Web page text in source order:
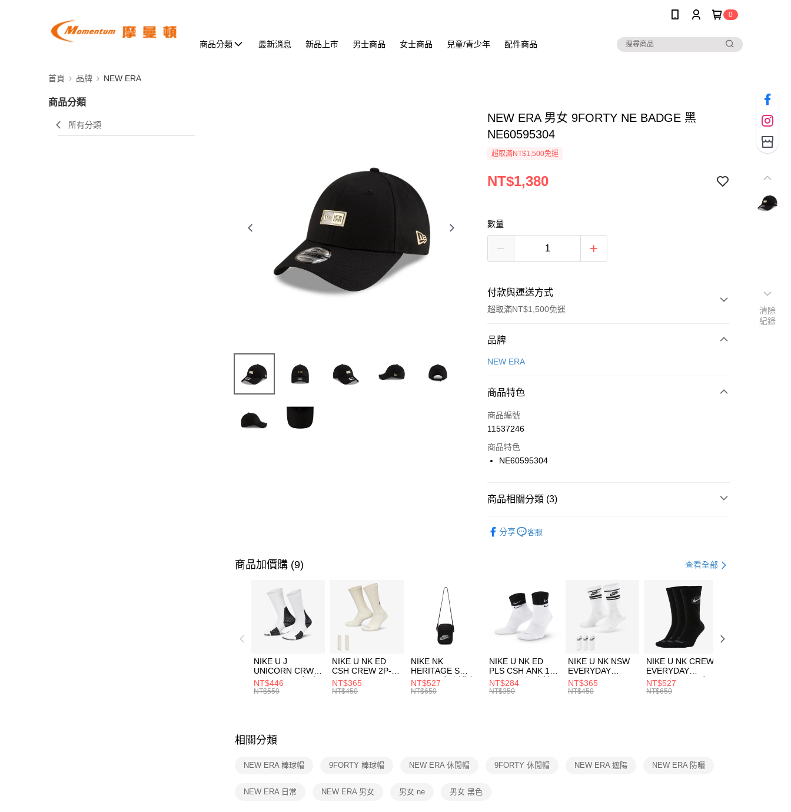
0
商品分類 最新消息 新品上市 男士商品 女士商品 兒童/青少年 配件商品
首頁 品牌 NEW ERA
商品分類
所有分類
NEW ERA 男女 9FORTY NE BADGE 黑
NE60595304
超取滿NT$1,500免運
NT$1,380
數量
付款與運送方式
超取滿NT$1,500免運
付款方式
信用卡一次付款
合作金庫商業銀行
華南商業銀行
上海商業儲蓄銀行
國泰世華商業銀行
聯邦商業銀行
台新國際商業銀行
LINE Pay
Apple Pay
【關於「AFTEE先享後付」】
３．安心：先確認商品／服務後，再付款。
【「AFTEE先享後付」結帳流程】
１．於結帳方式選擇「AFTEE先享後付」後，將跳轉至「AFTEE先享後
付」結帳頁面，進行簡訊認證並確認金額後，即可完成結帳。
２．訂單成立數日內，您將收到繳費通知簡訊。
３．收到繳費通知簡訊後14天內，點擊此簡訊中的連結，可透過四大超商
／ATM／網路銀行／等多元方式進行付款，方視為交易完成。
※ 請注意：結帳手續完成當下不需立刻繳費，但若您需要取消訂單，請聯
絡購買商品的店家。未經商家同意取消之訂單仍視為有效，需透過AFTEE
先享後付繳納相關費用。
１．透過由恩沛科技股份有限公司提供之「AFTEE先享後付」服務完成之
交易，需依本服務之必要範圍內提供個人資料，並將交易相關給付款項請
每筆NT$100，滿NT$1,500(含以上)免運費
每筆NT$100，滿NT$1,500(含以上)免運費
付款後門市自取
每筆NT$100，滿NT$1,500(含以上)免運費
品牌
NEW ERA
商品特色
商品編號
11537246
商品特色
NE60595304
商品相關分類 (3)
分享 客服
商品加價購 (9) 查看全部
NIKE U J
UNICORN CRW
1PR -160 男女 中
統襪 FZ3393100
NT$446
NT$550
NIKE U NK ED
CSH CREW 2P-
144 EMBRDY 男
女 短統襪
NT$365
NT$450
NIKE NK
HERITAGE S
SMIT 男女 側背包
BA5871010
NT$527
NT$650
NIKE U NK ED
PLS CSH ANK 1P
144 DBL 男 中統
襪 DH4058104
NT$284
NT$350
NIKE U NK NSW
EVERYDAY
ESSENTIAL CR
男女 短統襪
NT$365
NT$450
NIKE U NK CREW
EVERYDAY
BBALL 3PR 男女
長統襪
NT$527
NT$650
相關分類
NEW ERA 棒球帽 9FORTY 棒球帽 NEW ERA 休閒帽 9FORTY 休閒帽 NEW ERA 遮陽 NEW ERA 防曬
NEW ERA 日常 NEW ERA 男女 男女 ne 男女 黑色
清除
紀錄